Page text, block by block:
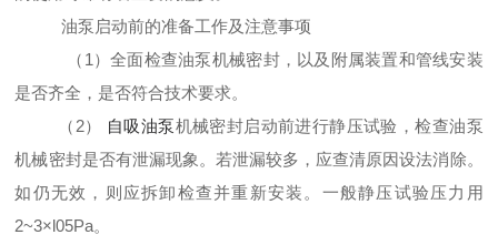
油泵启动前的准备工作及注意事项
（1）全面检查油泵机械密封，以及附属装置和管线安装
是否齐全，是否符合技术要求。
（2）
自吸油泵机械密封启动前进行静压试验，检查油泵
机械密封是否有泄漏现象。若泄漏较多，应查清原因设法消除。
如仍无效，则应拆卸检查并重新安装。一般静压试验压力用
2~3×l05Pa。